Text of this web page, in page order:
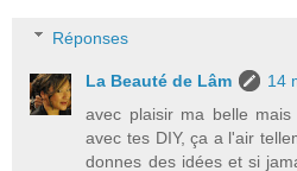
Réponses
La Beauté de Lâm
14
avec plaisir ma belle
avec tes DIY, ça a l'air
donnes des idées et si